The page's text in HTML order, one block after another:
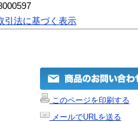
引法に基づく表示
このページを印刷する
メールでURLを送る